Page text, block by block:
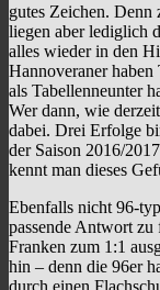
gutes Zeichen. Denn
liegen aber lediglich
alles wieder in den
Hannoveraner
als Tabellenneunter
Wer dann, wie
dabei. Drei Erfolge
der Saison 2016/
kennt man dieses
Ebenfalls nicht 96-
passende Antwort
Franken zum 1:1
hin – denn die 96er